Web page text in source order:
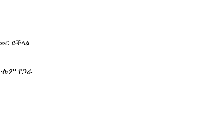
ይችላል.
የጋራ